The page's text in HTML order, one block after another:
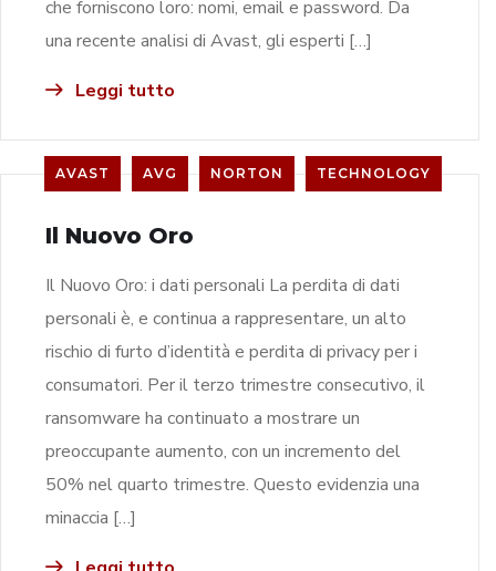
che forniscono loro: nomi, email e password. Da
una recente analisi di Avast, gli esperti […]
Leggi tutto
AVAST AVG NORTON TECHNOLOGY
Il Nuovo Oro
Il Nuovo Oro: i dati personali La perdita di dati
personali è, e continua a rappresentare, un alto
rischio di furto d’identità e perdita di privacy per i
consumatori. Per il terzo trimestre consecutivo, il
ransomware ha continuato a mostrare un
preoccupante aumento, con un incremento del
50% nel quarto trimestre. Questo evidenzia una
minaccia […]